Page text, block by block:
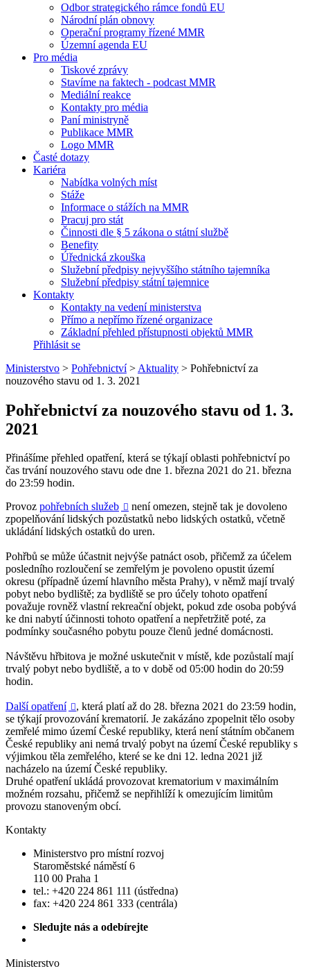
Odbor strategického rámce fondů EU
Národní plán obnovy
Operační programy řízené MMR
Územní agenda EU
Pro média
Tiskové zprávy
Stavíme na faktech - podcast MMR
Mediální reakce
Kontakty pro média
Paní ministryně
Publikace MMR
Logo MMR
Časté dotazy
Kariéra
Nabídka volných míst
Stáže
Informace o stážích na MMR
Pracuj pro stát
Činnosti dle § 5 zákona o státní službě
Benefity
Úřednická zkouška
Služební předpisy nejvyššího státního tajemníka
Služební předpisy státní tajemnice
Kontakty
Kontakty na vedení ministerstva
Přímo a nepřímo řízené organizace
Základní přehled přístupnosti objektů MMR
Přihlásit se
Ministerstvo > Pohřebnictví> Aktuality > Pohřebnictví za
nouzového stavu od 1. 3. 2021
Pohřebnictví za nouzového stavu od 1. 3.
2021
Přinášíme přehled opatření, která se týkají oblasti pohřebnictví po
čas trvání nouzového stavu ode dne 1. března 2021 do 21. března
do 23:59 hodin.
Provoz pohřebních služeb  není omezen, stejně tak je dovoleno
zpopelňování lidských pozůstatků nebo lidských ostatků, včetně
ukládání lidských ostatků do uren.
Pohřbů se může účastnit nejvýše patnáct osob, přičemž za účelem
posledního rozloučení se zemřelým je povoleno opustit území
okresu (případně území hlavního města Prahy), v němž mají trvalý
pobyt nebo bydliště; za bydliště se pro účely tohoto opatření
považuje rovněž vlastní rekreační objekt, pokud zde osoba pobývá
ke dni nabytí účinnosti tohoto opatření a nepřetržitě poté, za
podmínky současného pobytu pouze členů jedné domácnosti.
Návštěvu hřbitova je možné uskutečnit v místě, kde pozůstalí mají
trvalý pobyt nebo bydliště, a to v době od 05:00 hodin do 20:59
hodin.
Další opatření , která platí až do 28. března 2021 do 23:59 hodin,
se týkají provozování krematorií. Je zakázáno zpopelnit tělo osoby
zemřelé mimo území České republiky, která není státním občanem
České republiky ani nemá trvalý pobyt na území České republiky s
výjimkou těla zemřelého, které se ke dni 12. ledna 2021 již
nacházelo na území České republiky.
Druhé opatření ukládá provozovat krematorium v maximálním
možném rozsahu, přičemž se nepřihlíží k omezujícím limitům
provozu stanoveným obcí.
Kontakty
Ministerstvo pro místní rozvoj
Staroměstské náměstí 6
110 00 Praha 1
tel.: +420 224 861 111 (ústředna)
fax: +420 224 861 333 (centrála)
Sledujte nás a odebírejte
Ministerstvo